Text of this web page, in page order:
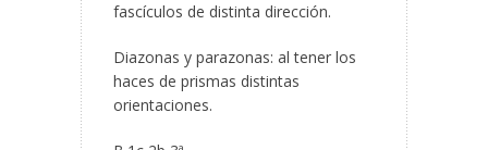
fascículos de distinta dirección.
Diazonas y parazonas: al tener los
haces de prismas distintas
orientaciones.